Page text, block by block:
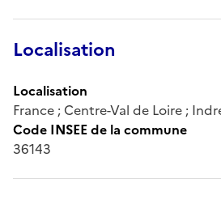
Localisation
Localisation
France ; Centre-Val de Loire ;
Code INSEE de la commune
36143